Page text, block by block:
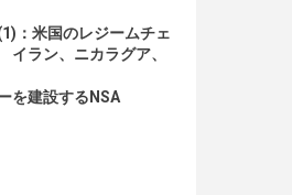
：米国のレジームチェ
ラン、ニカラグア、
を建設するNSA